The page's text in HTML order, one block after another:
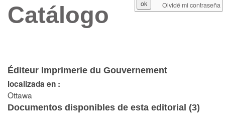
Catálogo
Éditeur Imprimerie du Gouvernement
localizada en :
Ottawa
Documentos disponibles de esta editorial (3)
Olvidé mi contraseña